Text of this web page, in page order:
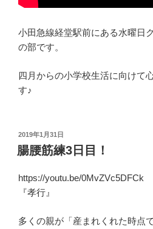
小田急線経堂駅前にある水曜日
の部です。
四月からの小学校生活に向けて
す♪
投
稿
日:
2019年1月31日
腸腰筋練3日目！
https://youtu.be/0MvZVc5DFCk
『孝行』
多くの親が「産まれくれた時点